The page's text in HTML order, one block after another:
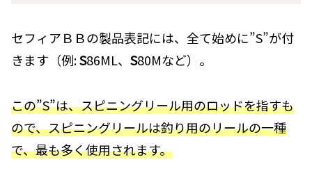
セフィアＢＢの製品表記には、全て始めに”S”が付
きます（例:S86ML、 S80Mなど）。
この”S”は、スピニングリール用のロッドを指すも
ので、スピニングリールは釣り用のリールの一種
で、最も多く使用されます。